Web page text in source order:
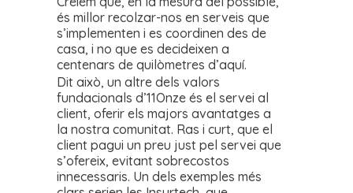
és millor recolzar-nos en serveis que
s’implementen i es coordinen des de
casa, i no que es decideixen a
centenars de quilòmetres d’aquí.
Dit això, un altre dels valors
fundacionals d’11Onze és el servei al
client, oferir els majors avantatges a
la nostra comunitat. Ras i curt, que el
client pagui un preu just pel servei que
s’ofereix, evitant sobrecostos
innecessaris. Un dels exemples més